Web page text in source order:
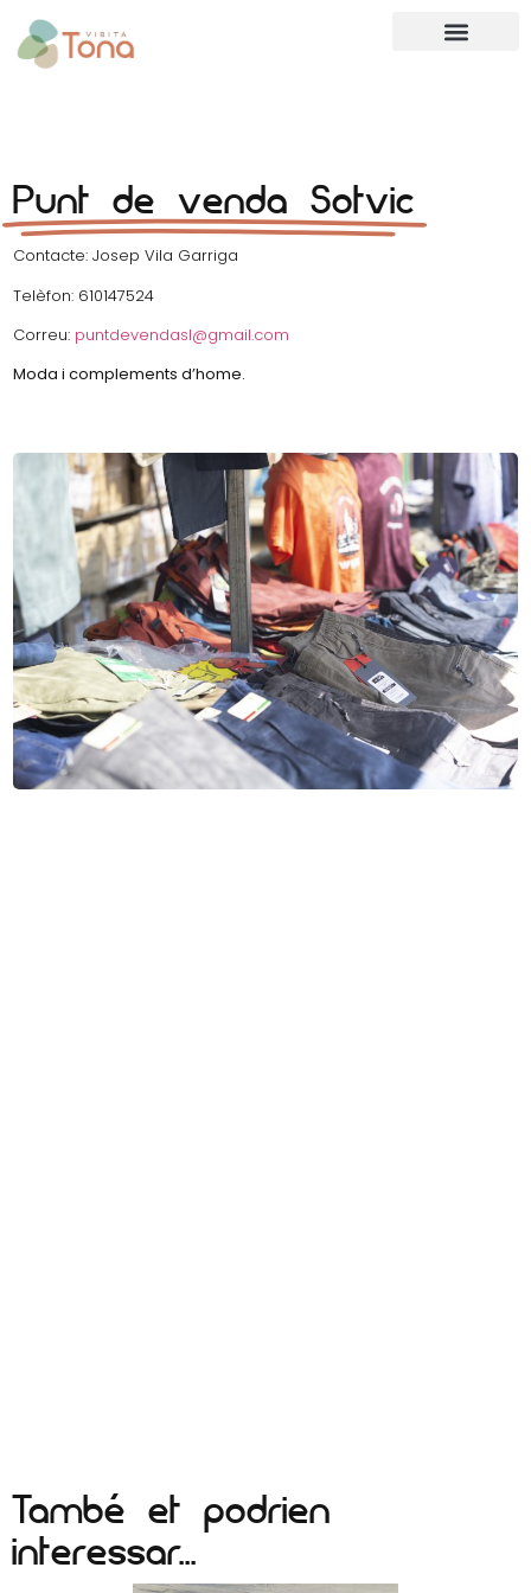
Punt de venda Sotvic
Contacte: Josep Vila Garriga
Telèfon: 610147524
Correu: puntdevendasl@gmail.com
Moda i complements d’home.
També et podrien
interessar...